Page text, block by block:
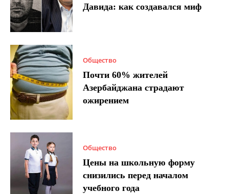
Давида: как создавался миф
Общество
Почти 60% жителей
Азербайджана страдают
ожирением
Общество
Цены на школьную форму
снизились перед началом
учебного года